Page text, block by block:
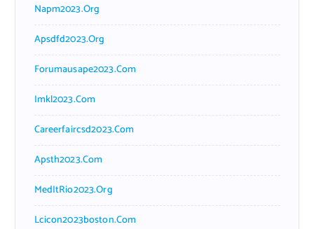
Napm2023.org
Apsdfd2023.org
Forumausape2023.com
Imkl2023.com
Careerfaircsd2023.com
Apsth2023.com
MedItRio2023.org
Lcicon2023boston.com